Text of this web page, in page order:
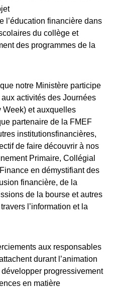
l’éducation financière dans
du collège et
des programmes de la
notre Ministère participe
activités des Journées
et auxquelles
partenaire de la FMEF
institutionsfinancières,
de faire découvrir à nos
Primaire, Collégial
en démystifiant des
financière, de la
de la bourse et autres
l’information et la
aux responsables
durant l’animation
progressivement
en matière